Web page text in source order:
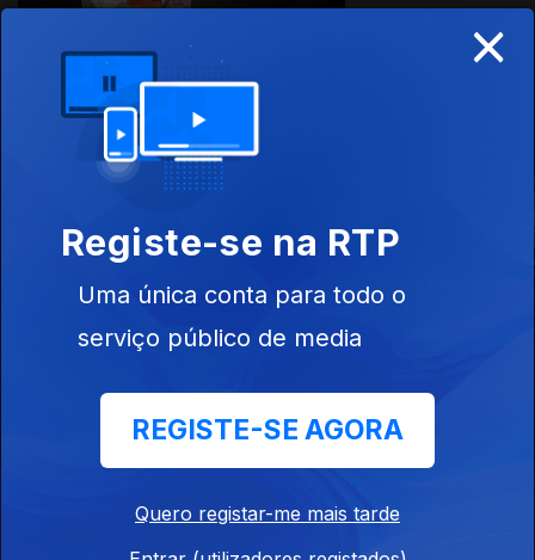
Este conteúdo faz parte de
Recomendações de Abril
Daqui Houve
Rumo à Liberdade
Instale a aplicaçãoRTP Play
×
Registe-se na RTP
Uma única conta para todo o
serviço público de media
REGISTE-SE AGORA
Quero registar-me mais tarde